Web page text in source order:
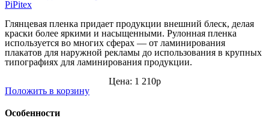
Глянцевая пленка придает продукции внешний блеск, делая
краски более яркими и насыщенными. Рулонная пленка
используется во многих сферах — от ламинирования
плакатов для наружной рекламы до использования в крупных
типографиях для ламинирования продукции.
Цена: 1 210р
Положить в корзину
Особенности